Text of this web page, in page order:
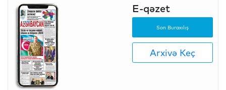
E-qəzet
Son Buraxılış
Arxivə Keç